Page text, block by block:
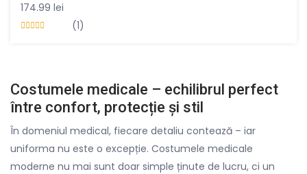
174.99 lei
(1)
Costumele medicale – echilibrul perfect
între confort, protecție și stil
În domeniul medical, fiecare detaliu contează – iar
uniforma nu este o excepție. Costumele medicale
moderne nu mai sunt doar simple ținute de lucru, ci un